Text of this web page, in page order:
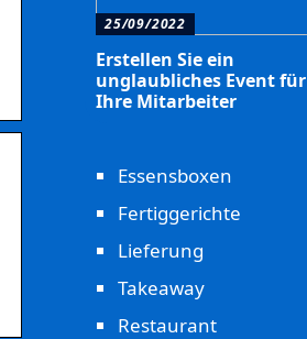
25/09/2022
Erstellen Sie ein
unglaubliches Event für
Ihre Mitarbeiter
Essensboxen
Fertiggerichte
Lieferung
Takeaway
Restaurant